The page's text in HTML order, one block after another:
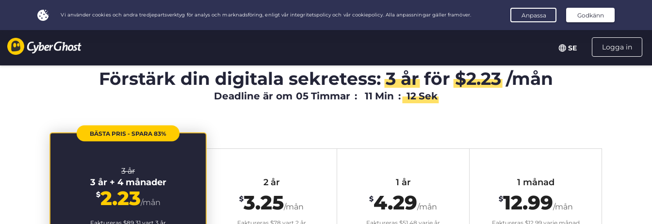
Logga in
SE
Förstärk din digitala sekretess:3 årför$2.23/mån
Deadline är om 05 Timmar : 11 Min : 11 Sek
BÄSTA PRIS - SPARA 83%
3 år
3 år + 4 månader
$2.23/mån
Faktureras $89.31 vart 3 år
2 år
$3.25/mån
Faktureras $78 vart 2 år
1 år
$4.29/mån
Faktureras $51.48 varje år
1 månad
$12.99/mån
Faktureras $12.99varje månad